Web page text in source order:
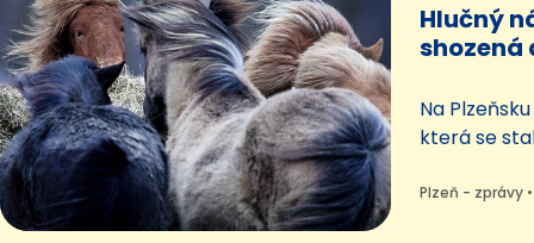
Hlučný
shozená
Na
která se
projelo
Plzeň - zprávy